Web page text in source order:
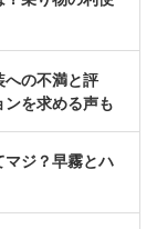
への不満と評
を求める声も
マジ？早霧とハ